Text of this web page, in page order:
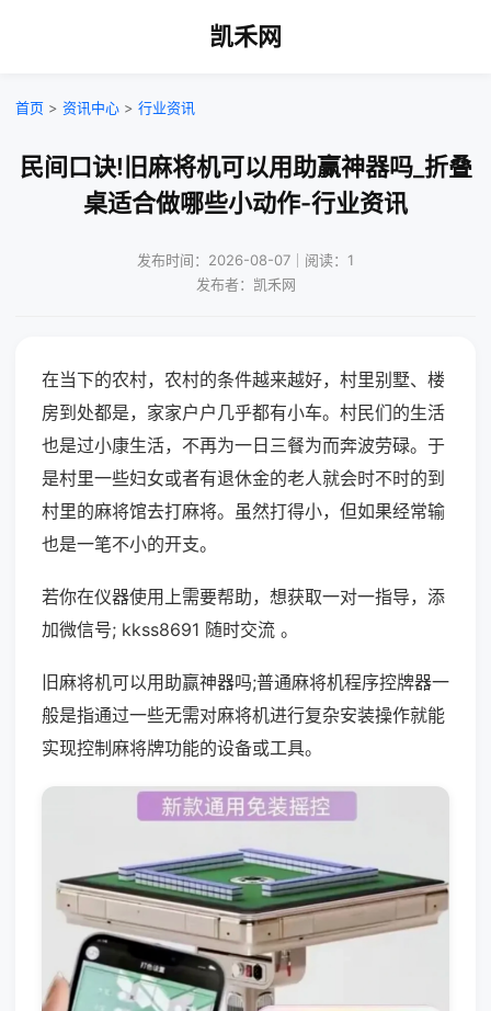
凯禾网
首页 > 资讯中心 > 行业资讯
民间口诀!旧麻将机可以用助赢神器吗_折叠
桌适合做哪些小动作-行业资讯
发布时间：2026-08-07｜阅读：1
发布者：凯禾网
在当下的农村，农村的条件越来越好，村里别墅、楼
房到处都是，家家户户几乎都有小车。村民们的生活
也是过小康生活，不再为一日三餐为而奔波劳碌。于
是村里一些妇女或者有退休金的老人就会时不时的到
村里的麻将馆去打麻将。虽然打得小，但如果经常输
也是一笔不小的开支。
若你在仪器使用上需要帮助，想获取一对一指导，添
加微信号; kkss8691 随时交流 。
旧麻将机可以用助赢神器吗;普通麻将机程序控牌器一
般是指通过一些无需对麻将机进行复杂安装操作就能
实现控制麻将牌功能的设备或工具。